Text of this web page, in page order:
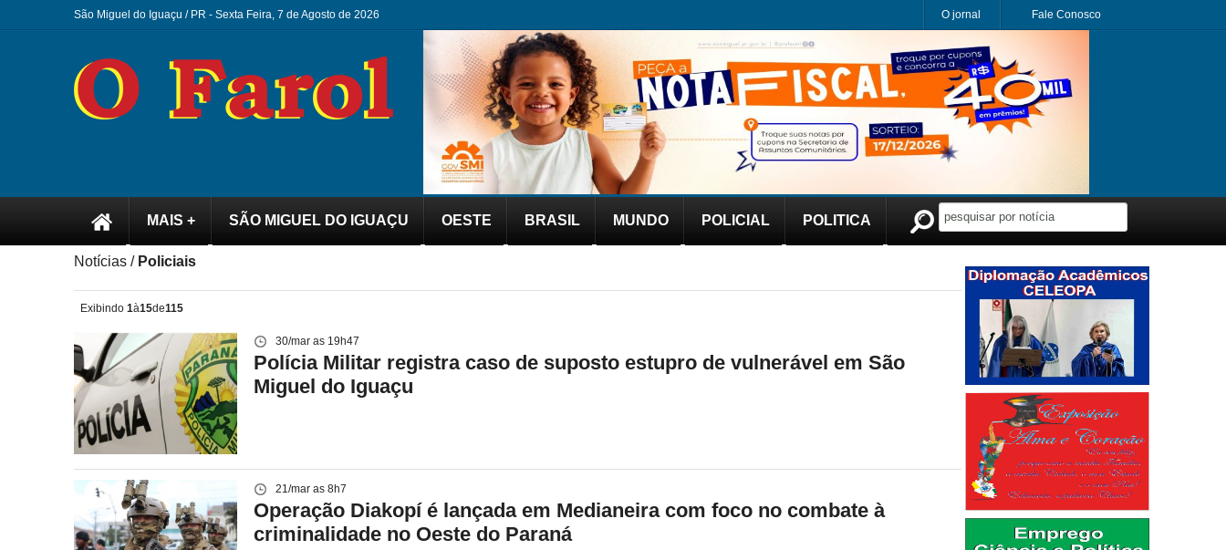
São Miguel do Iguaçu / PR - Sexta Feira, 7 de Agosto de 2026 O jornal Fale Conosco
MAIS + SÃO MIGUEL DO IGUAÇU OESTE BRASIL MUNDO POLICIAL POLITICA
Notícias / Policiais
Exibindo 1à15de115
30/mar as 19h47
Polícia Militar registra caso de suposto estupro de vulnerável em São
Miguel do Iguaçu
21/mar as 8h7
Operação Diakopí é lançada em Medianeira com foco no combate à
criminalidade no Oeste do Paraná